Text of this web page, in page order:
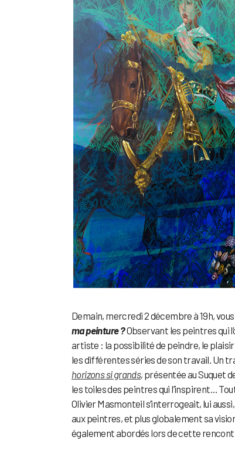
Demain, mercredi 2 décembre à 19h,
ma peinture ?Observant les peintres qui
artiste : la possibilité de peindre, le
les différentes séries de son travail. Un
horizons si grands, présentée au Suquet
les toiles des peintres qui l’inspirent…
Olivier Masmonteil s’interrogeait, lui
aux peintres, et plus globalement sa
également abordés lors de cette